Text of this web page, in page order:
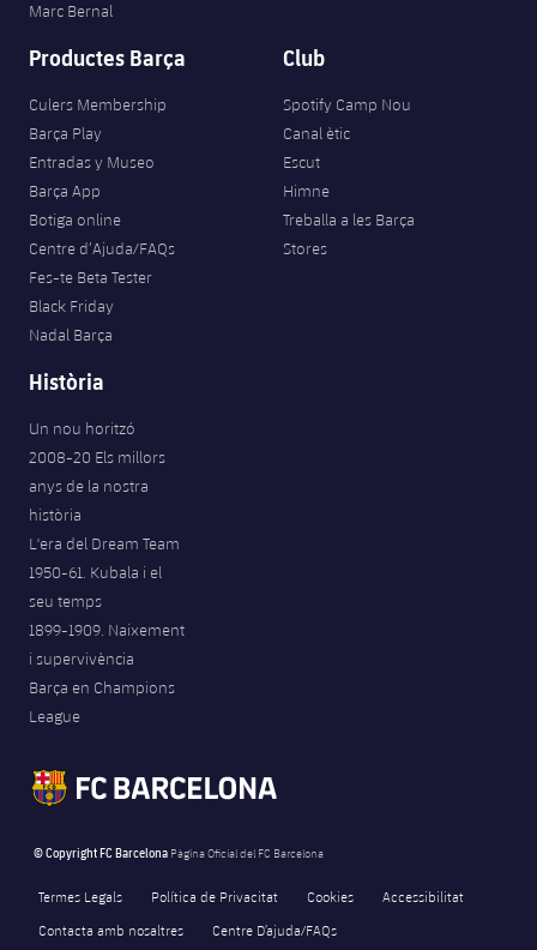
Marc Bernal
Productes Barça
Culers Membership
Barça Play
Entradas y Museo
Barça App
Botiga online
Centre d’Ajuda/FAQs
Fes-te Beta Tester
Black Friday
Nadal Barça
Club
Spotify Camp Nou
Canal ètic
Escut
Himne
Treballa a les Barça
Stores
Història
Un nou horitzó
2008-20 Els millors
anys de la nostra
història
L'era del Dream Team
1950-61. Kubala i el
seu temps
1899-1909. Naixement
i supervivència
Barça en Champions
League
© Copyright FC Barcelona Pàgina Oficial del FC Barcelona
Termes Legals Política de Privacitat Cookies
Accessibilitat
Contacta amb nosaltres
Centre D’ajuda/FAQs